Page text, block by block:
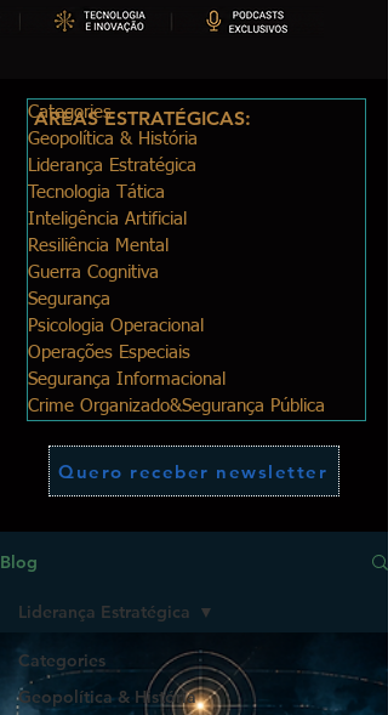
Categories
Geopolítica & História
Liderança Estratégica
Tecnologia Tática
Inteligência Artificial
Resiliência Mental
Guerra Cognitiva
Segurança
Psicologia Operacional
Operações Especiais
Segurança Informacional
Crime Organizado&Segurança Pública
ÁREAS ESTRATÉGICAS:
Quero receber newsletter
Blog
Categories
Geopolítica & História
Liderança Estratégica